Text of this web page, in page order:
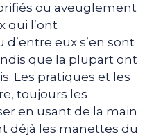
ou aveuglement
qui l’ont
eux s’en sont
que la plupart ont
Les pratiques et les
toujours les
en usant de la main
déjà les manettes du